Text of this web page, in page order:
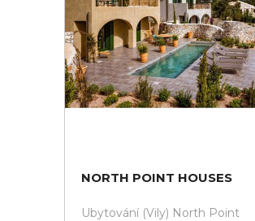
NORTH POINT HOUSES
Ubytování (Vily) North Point